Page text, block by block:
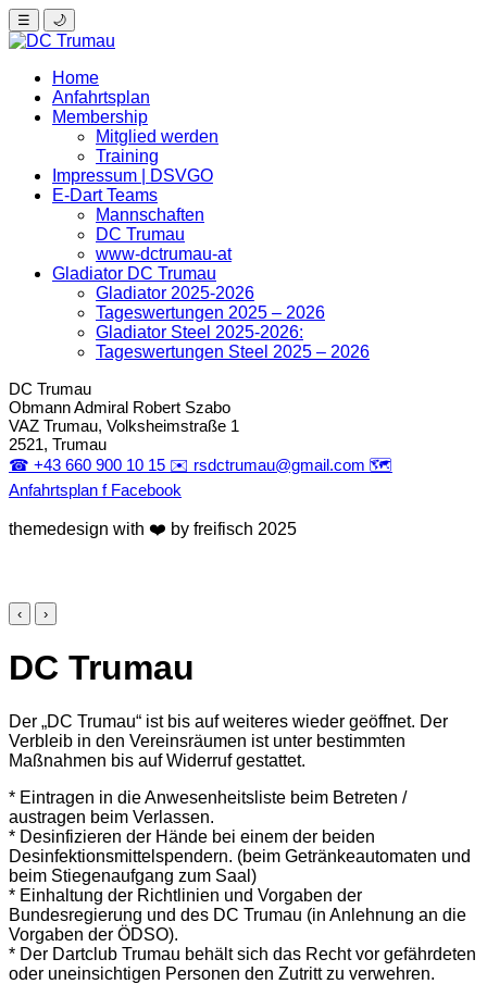
☰ 🌙
Home
Anfahrtsplan
Membership
Mitglied werden
Training
Impressum | DSVGO
E-Dart Teams
Mannschaften
DC Trumau
www-dctrumau-at
Gladiator DC Trumau
Gladiator 2025-2026
Tageswertungen 2025 – 2026
Gladiator Steel 2025-2026:
Tageswertungen Steel 2025 – 2026
DC Trumau
Obmann Admiral Robert Szabo
VAZ Trumau, Volksheimstraße 1
2521, Trumau
☎ +43 660 900 10 15 ✉️ rsdctrumau@gmail.com 🗺️
Anfahrtsplan fFacebook
themedesign with ❤️ by freifisch 2025
‹ ›
DC Trumau
Der „DC Trumau“ ist bis auf weiteres wieder geöffnet. Der
Verbleib in den Vereinsräumen ist unter bestimmten
Maßnahmen bis auf Widerruf gestattet.
* Eintragen in die Anwesenheitsliste beim Betreten /
austragen beim Verlassen.
* Desinfizieren der Hände bei einem der beiden
Desinfektionsmittelspendern. (beim Getränkeautomaten und
beim Stiegenaufgang zum Saal)
* Einhaltung der Richtlinien und Vorgaben der
Bundesregierung und des DC Trumau (in Anlehnung an die
Vorgaben der ÖDSO).
* Der Dartclub Trumau behält sich das Recht vor gefährdeten
oder uneinsichtigen Personen den Zutritt zu verwehren.